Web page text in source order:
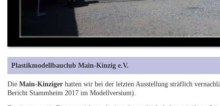
Plastikmodellbauclub Main-Kinzig e.V.
DieMain-Kinziger hatten wir bei der letzten Ausstellung sträflich
Bericht Stammheim 2017 im Modellversium).